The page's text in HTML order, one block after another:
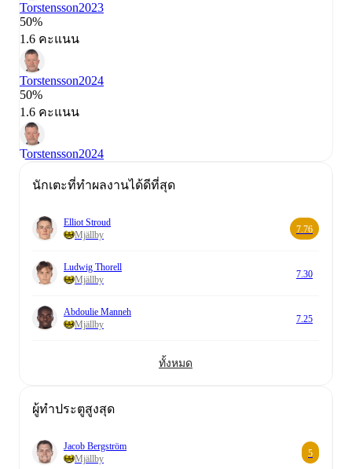
Torstensson2023
50%
1.6 คะแนน
Torstensson2024
50%
1.6 คะแนน
Torstensson2024
นักเตะที่ทำผลงานได้ดีที่สุด
Elliot Stroud
Mjällby
7.76
Ludwig Thorell
Mjällby
7.30
Abdoulie Manneh
Mjällby
7.25
ทั้งหมด
ผู้ทำประตูสูงสุด
Jacob Bergström
Mjällby
5